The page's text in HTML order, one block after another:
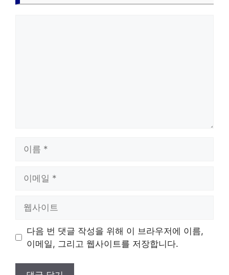
트
다음 번 댓글 작성을 위해 이 브라우저에 이름,
이메일, 그리고 웹사이트를 저장합니다.